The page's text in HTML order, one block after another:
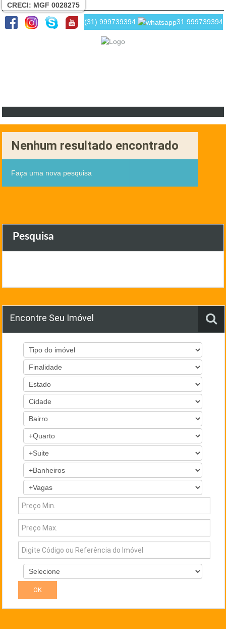
CRECI: MGF 0028275
(31) 999739394 31 999739394
Nenhum resultado encontrado
Faça uma nova pesquisa
Pesquisa
Encontre Seu Imóvel